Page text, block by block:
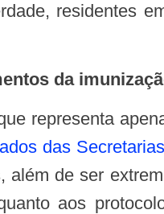
residentes
da
das
de ser
aos